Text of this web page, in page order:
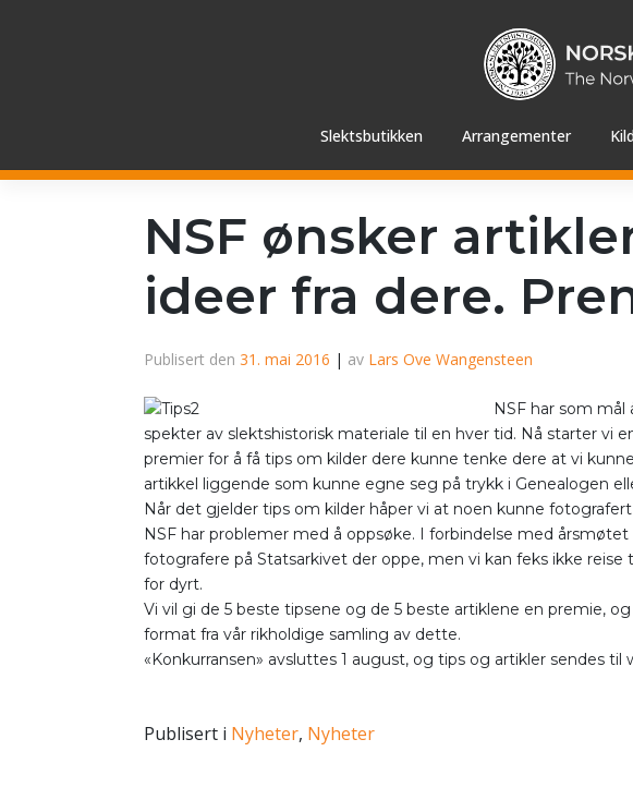
Slektsbutikken Arrangementer
NSF ønsker
ideer fra dere.
Publisert den 31. mai 2016 | av Lars Ove Wangensteen
NSF har som
spekter av slektshistorisk materiale til en hver tid. Nå starter vi
premier for å få tips om kilder dere kunne tenke dere at vi
artikkel liggende som kunne egne seg på trykk i Genealogen
Når det gjelder tips om kilder håper vi at noen kunne
NSF har problemer med å oppsøke. I forbindelse med årsmøtet
fotografere på Statsarkivet der oppe, men vi kan feks ikke
for dyrt.
Vi vil gi de 5 beste tipsene og de 5 beste artiklene en premie,
format fra vår rikholdige samling av dette.
«Konkurransen» avsluttes 1 august, og tips og artikler sendes til
Publisert i Nyheter, Nyheter